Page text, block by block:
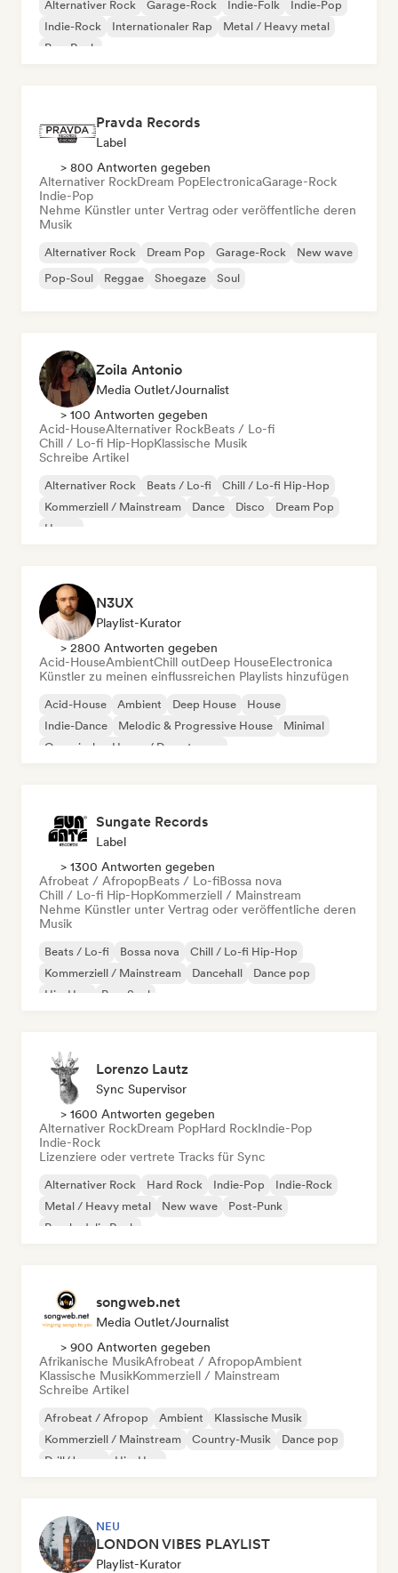
Alternativer Rock Garage-Rock Indie-Folk
Indie-Pop
Indie-Rock
Internationaler Rap
Metal / Heavy metal
Pop-Rock
Pravda Records
Label
> 800 Antworten gegeben
Alternativer RockDream PopElectronicaGarage-Rock
Indie-Pop
Nehme Künstler unter Vertrag oder veröffentliche deren
Musik
Alternativer Rock Dream Pop Garage-Rock
New wave
Pop-Soul
Reggae Shoegaze Soul
Zoila Antonio
Media Outlet/Journalist
> 100 Antworten gegeben
Acid-HouseAlternativer RockBeats / Lo-fi
Chill / Lo-fi Hip-HopKlassische Musik
Schreibe Artikel
Alternativer Rock Beats / Lo-fi
Chill / Lo-fi Hip-Hop
Kommerziell / Mainstream
Dance Disco
Dream Pop
House
N3UX
Playlist-Kurator
> 2800 Antworten gegeben
Acid-HouseAmbientChill outDeep HouseElectronica
Künstler zu meinen einflussreichen Playlists hinzufügen
Acid-House Ambient Deep House
House
Indie-Dance
Melodic & Progressive House
Minimal
Organischer House / Downtempo
Sungate Records
Label
> 1300 Antworten gegeben
Afrobeat / AfropopBeats / Lo-fiBossa nova
Chill / Lo-fi Hip-HopKommerziell / Mainstream
Nehme Künstler unter Vertrag oder veröffentliche deren
Musik
Beats / Lo-fi Bossa nova
Chill / Lo-fi Hip-Hop
Kommerziell / Mainstream
Dancehall
Dance pop
Hip-Hop
Pop-Soul
Lorenzo Lautz
Sync Supervisor
> 1600 Antworten gegeben
Alternativer RockDream PopHard RockIndie-Pop
Indie-Rock
Lizenziere oder vertrete Tracks für Sync
Alternativer Rock Hard Rock Indie-Pop
Indie-Rock
Metal / Heavy metal
New wave
Post-Punk
Psychedelic Rock
songweb.net
Media Outlet/Journalist
> 900 Antworten gegeben
Afrikanische MusikAfrobeat / AfropopAmbient
Klassische MusikKommerziell / Mainstream
Schreibe Artikel
Afrobeat / Afropop Ambient
Klassische Musik
Kommerziell / Mainstream
Country-Musik
Dance pop
Drill/Jersey
Hip-Hop
NEU
LONDON VIBES PLAYLIST
Playlist-Kurator